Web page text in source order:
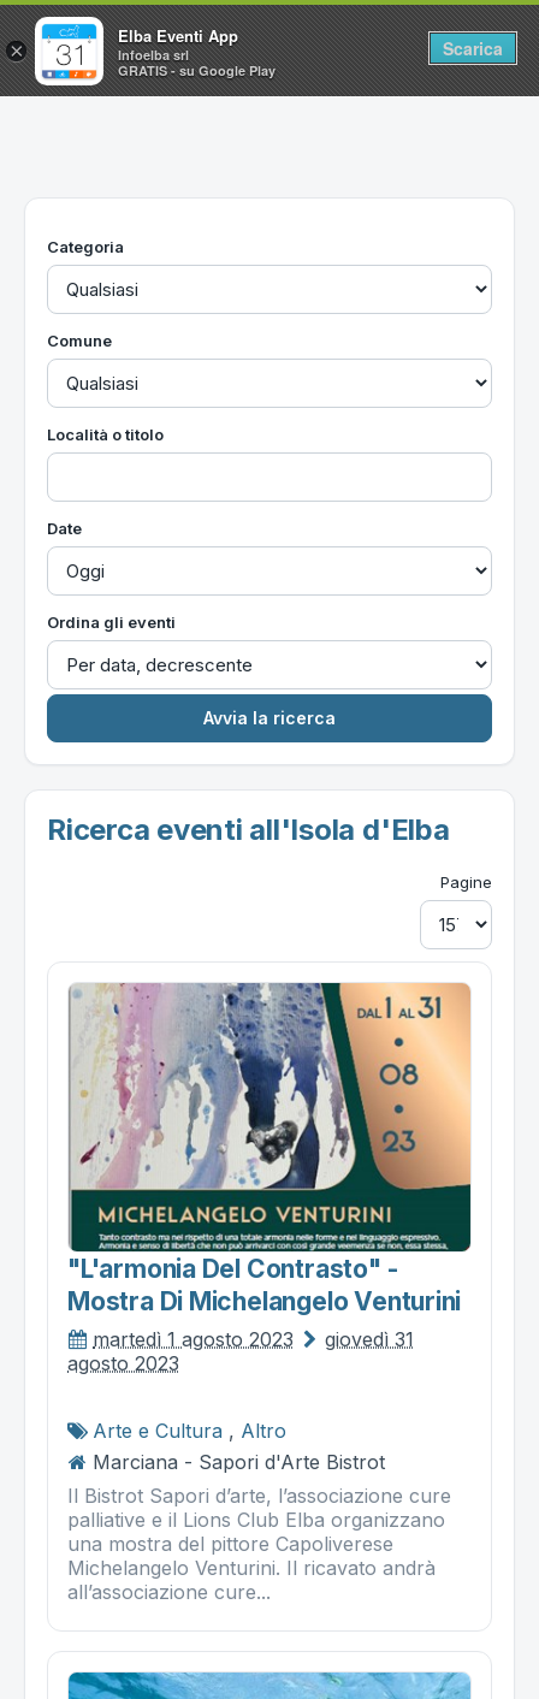
Home
Utilità
Categoria
Comune
Località o titolo
Date
Ordina gli eventi
Ricerca eventi all'Isola d'Elba
Pagine
"l'armonia Del Contrasto" -
Mostra Di Michelangelo Venturini
martedì 1 agosto 2023
giovedì 31
agosto 2023
Arte e Cultura , Altro
Marciana - Sapori d'Arte Bistrot
Il Bistrot Sapori d’arte, l’associazione cure
palliative e il Lions Club Elba organizzano
una mostra del pittore Capoliverese
Michelangelo Venturini. Il ricavato andrà
all’associazione cure...
×
Elba Eventi App
Infoelba srl
GRATIS - su Google Play
Scarica